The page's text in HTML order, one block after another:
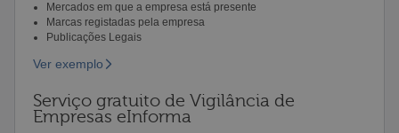
Mercados em que a empresa está presente
Marcas registadas pela empresa
Publicações Legais
Ver exemplo
Serviço gratuito de Vigilância de
Empresas eInforma